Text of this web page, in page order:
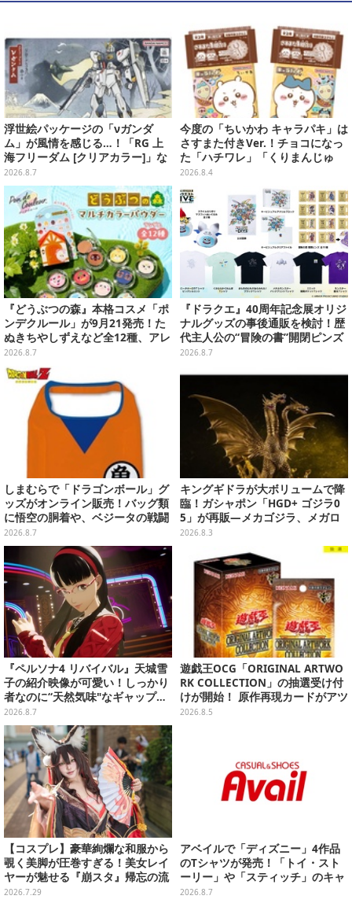
浮世絵パッケージの「νガンダ
ム」が風情を感じる…！「RG 上
海フリーダム [クリアカラー]」な
どガンプラ2商品が8月順次発売
2026.8.7
今度の「ちいかわ キャラパキ」は
さすまた付きVer.！チョコになっ
た「ハチワレ」「くりまんじゅ
う」たちも可愛い全8種
2026.8.4
『どうぶつの森』本格コスメ「ポ
ンデクルール」が9月21発売！た
ぬきちやしずえなど全12種、アレ
ンジできるリアクションシールも
付属
2026.8.7
『ドラクエ』40周年記念展オリジ
ナルグッズの事後通販を検討！歴
代主人公の“冒険の書”開閉ピンズ
をはじめ、ユニークなＴシャツや
2026.8.7
しまむらで「ドラゴンボール」グ
ッズがオンライン販売！バッグ類
に悟空の胴着や、ベジータの戦闘
服を大胆デザイン
2026.8.7
キングギドラが大ボリュームで降
臨！ガシャポン「HGD+ ゴジラ0
5」が再販―メカゴジラ、メガロ
なども揃った全4種
2026.8.3
『ペルソナ4 リバイバル』天城雪
子の紹介映像が可愛い！しっかり
者なのに“天然気味"なギャップ…
幼馴染・千枝に助けられる姿にも
注目
2026.8.7
遊戯王OCG「ORIGINAL ARTWO
RK COLLECTION」の抽選受け付
けが開始！ 原作再現カードがアツ
いスペシャルパック
2026.8.5
【コスプレ】豪華絢爛な和服から
覗く美脚が圧巻すぎる！美女レイ
ヤーが魅せる『崩スタ』帰忘の流
離人の優美な瞳に吸い込まれそう
2026.7.29
アベイルで「ディズニー」4作品
のTシャツが発売！「トイ・スト
ーリー」や「スティッチ」のキャ
ラを刺しゅうでデザイン
2026.8.7